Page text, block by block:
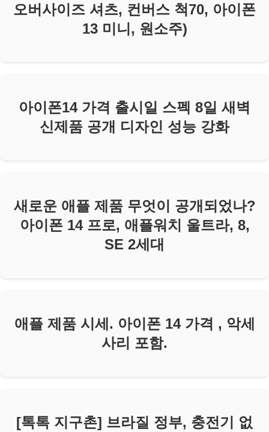
오버사이즈 셔츠, 컨버스 척70, 아이폰
13 미니, 원소주)
아이폰14 가격 출시일 스펙 8일 새벽
신제품 공개 디자인 성능 강화
새로운 애플 제품 무엇이 공개되었나?
아이폰 14 프로, 애플워치 울트라, 8,
SE 2세대
애플 제품 시세. 아이폰 14 가격 , 악세
사리 포함.
[톡톡 지구촌] 브라질 정부, 충전기 없